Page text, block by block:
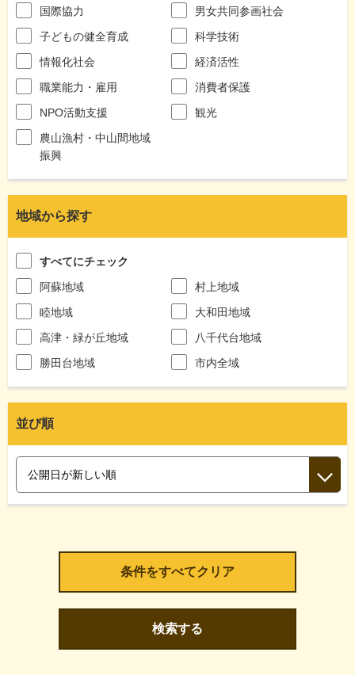
国際協力
男女共同参画社会
子どもの健全育成
科学技術
情報化社会
経済活性
職業能力・雇用
消費者保護
NPO活動支援
観光
農山漁村・中山間地域
振興
地域から探す
すべてにチェック
阿蘇地域
村上地域
睦地域
大和田地域
高津・緑が丘地域
八千代台地域
勝田台地域
市内全域
並び順
検索する